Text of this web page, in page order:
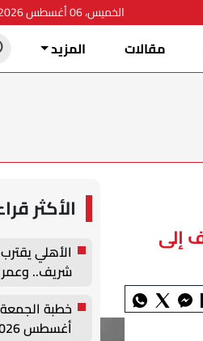
الخميس، 06 أغسطس 2026
مقالات المزيد
إلى
الأكثر
الأهلي
شريف..
أغسطس 2026م ـ 24 صفر 1448هـ